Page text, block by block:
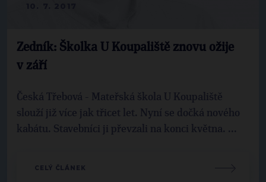
Zedník: Školka U Koupaliště znovu ožije
v září
Česká Třebová - Mateřská škola U Koupaliště
slouží již více jak třicet let. Nyní se dočká nového
kabátu. Stavebníci ji převzali na konci května. ...
CELÝ ČLÁNEK